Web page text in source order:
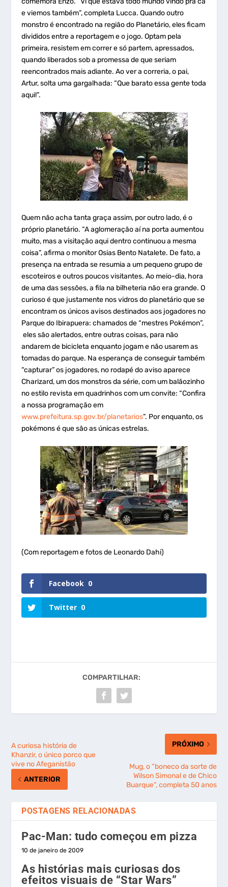
e viemos também”, completa Lucca. Quando outro
monstro é encontrado na região do Planetário, eles ficam
divididos entre a reportagem e o jogo. Optam pela
primeira, resistem em correr e só partem, apressados,
quando liberados sob a promessa de que seriam
reencontrados mais adiante. Ao ver a correria, o pai,
Artur, solta uma gargalhada: “Que barato essa gente toda
aqui!”.
Quem não acha tanta graça assim, por outro lado, é o
próprio planetário. “A aglomeração aí na porta aumentou
muito, mas a visitação aqui dentro continuou a mesma
coisa”, afirma o monitor Osias Bento Natalete. De fato, a
presença na entrada se resumia a um pequeno grupo de
escoteiros e outros poucos visitantes. Ao meio-dia, hora
de uma das sessões, a fila na bilheteria não era grande. O
curioso é que justamente nos vidros do planetário que se
encontram os únicos avisos destinados aos jogadores no
Parque do Ibirapuera: chamados de “mestres Pokémon”,
eles são alertados, entre outras coisas, para não
andarem de bicicleta enquanto jogam e não usarem as
tomadas do parque. Na esperança de conseguir também
“capturar” os jogadores, no rodapé do aviso aparece
Charizard, um dos monstros da série, com um balãozinho
no estilo revista em quadrinhos com um convite: “Confira
a nossa programação em
www.prefeitura.sp.gov.br/planetarios”. Por enquanto, os
pokémons é que são as únicas estrelas.
(Com reportagem e fotos de Leonardo Dahi)
Facebook 0
Twitter 0
COMPARTILHAR:
A curiosa história de
Khanzir, o único porco que
vive no Afeganistão
ANTERIOR
PRÓXIMO
Mug, o “boneco da sorte de
Wilson Simonal e de Chico
Buarque”, completa 50 anos
POSTAGENS RELACIONADAS
Pac-Man: tudo começou em pizza
10 de janeiro de 2009
As histórias mais curiosas dos
efeitos visuais de “Star Wars”